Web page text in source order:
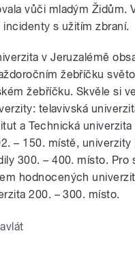
vůči mladým Židům.
s užitím zbraní.
v Jeruzalémě
žebříčku
žebříčku. Skvěle si
telavivská
a Technická univerzita
– 150. místě, univerzity
300. – 400. místo. Pro
hodnocených
200. – 300. místo.